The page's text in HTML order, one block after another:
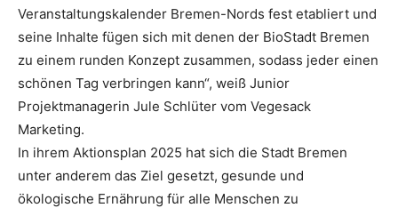
Veranstaltungskalender Bremen-Nords fest etabliert und
seine Inhalte fügen sich mit denen der BioStadt Bremen
zu einem runden Konzept zusammen, sodass jeder einen
schönen Tag verbringen kann“, weiß Junior
Projektmanagerin Jule Schlüter vom Vegesack
Marketing.
In ihrem Aktionsplan 2025 hat sich die Stadt Bremen
unter anderem das Ziel gesetzt, gesunde und
ökologische Ernährung für alle Menschen zu